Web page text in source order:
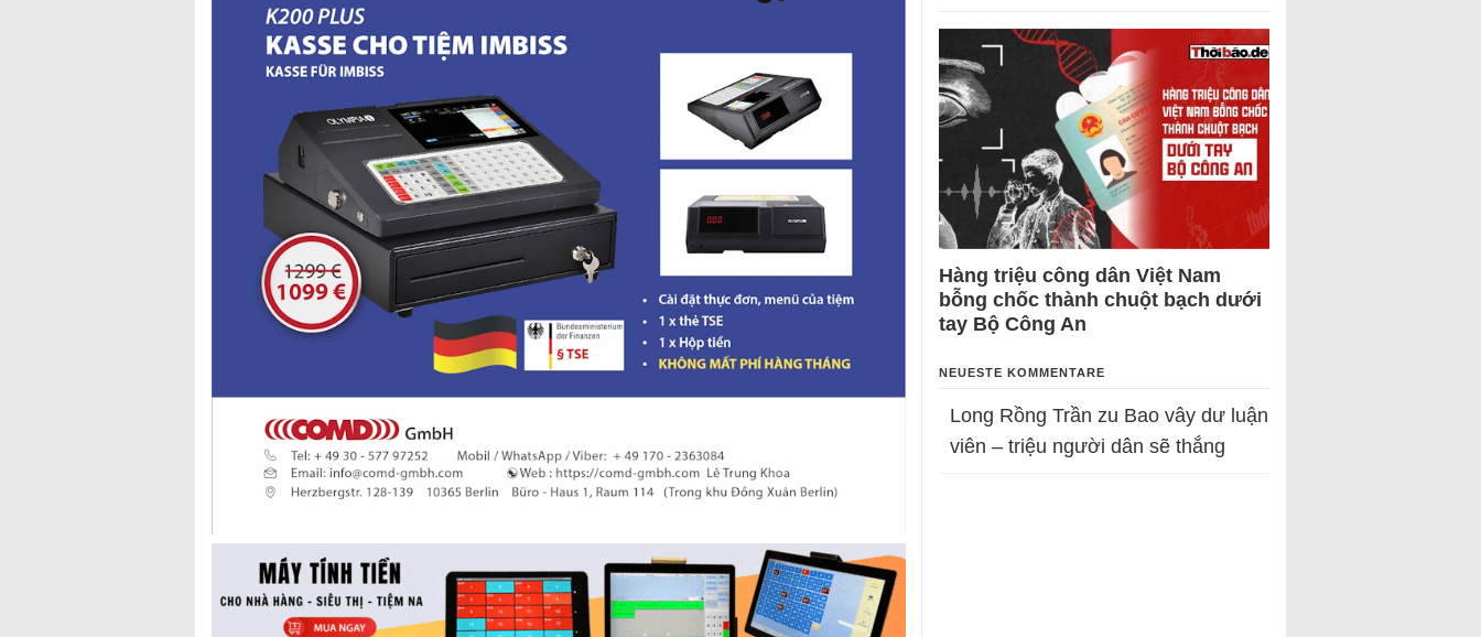
Hàng triệu công dân Việt Nam
bỗng chốc thành chuột bạch dưới
tay Bộ Công An
NEUESTE KOMMENTARE
Long Rồng Trần zu Bao vây dư luận
viên – triệu người dân sẽ thắng